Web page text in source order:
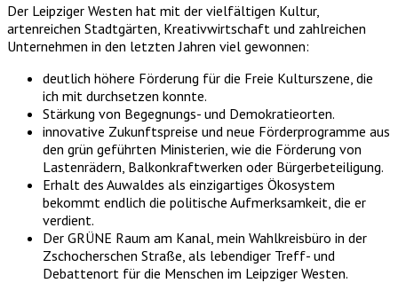
Der Leipziger Westen hat mit der vielfältigen Kultur,
artenreichen Stadtgärten, Kreativwirtschaft und zahlreichen
Unternehmen in den letzten Jahren viel gewonnen:
deutlich höhere Förderung für die Freie Kulturszene, die
ich mit durchsetzen konnte.
Stärkung von Begegnungs- und Demokratieorten.
innovative Zukunftspreise und neue Förderprogramme aus
den grün geführten Ministerien, wie die Förderung von
Lastenrädern, Balkonkraftwerken oder Bürgerbeteiligung.
Erhalt des Auwaldes als einzigartiges Ökosystem
bekommt endlich die politische Aufmerksamkeit, die er
verdient.
Der GRÜNE Raum am Kanal, mein Wahlkreisbüro in der
Zschocherschen Straße, als lebendiger Treff- und
Debattenort für die Menschen im Leipziger Westen.